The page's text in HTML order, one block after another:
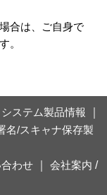
合は、ご自身で
。
システム製品情報
名/スキャナ保存製
わせ 会社案内 /